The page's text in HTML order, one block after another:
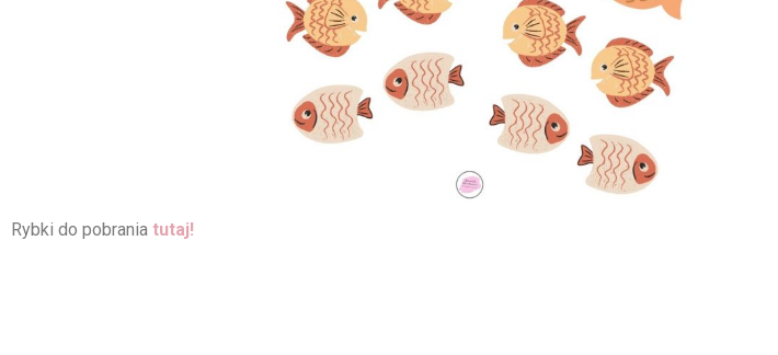
Rybki do pobrania tutaj!